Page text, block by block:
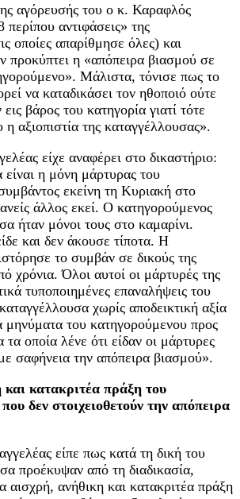
αγόρευσής του ο κ. Καραφλός
αντιφάσεις» της
οποίες απαρίθμησε όλες) και
προκύπτει η «απόπειρα βιασμού σε
Μάλιστα, τόνισε πως το
να καταδικάσει τον ηθοποιό ούτε
βάρος του κατηγορία γιατί τότε
η αξιοπιστία της καταγγέλλουσας».
είχε αναφέρει στο δικαστήριο:
η μόνη μάρτυρας του
εκείνη τη Κυριακή στο
άλλος εκεί. Ο κατηγορούμενος
ήταν μόνοι τους στο καμαρίνι.
και δεν άκουσε τίποτα. Η
το συμβάν σε δικούς της
χρόνια. Όλοι αυτοί οι μάρτυρές της
τυποποιημένες επαναλήψεις του
χωρίς αποδεικτική αξία
μηνύματα του κατηγορούμενου προς
οποία λένε ότι είδαν οι μάρτυρες
σαφήνεια την απόπειρα βιασμού».
κατακριτέα πράξη του
δεν στοιχειοθετούν την απόπειρα
είπε πως κατά τη δική του
προέκυψαν από τη διαδικασία,
αισχρή, ανήθικη και κατακριτέα πράξη